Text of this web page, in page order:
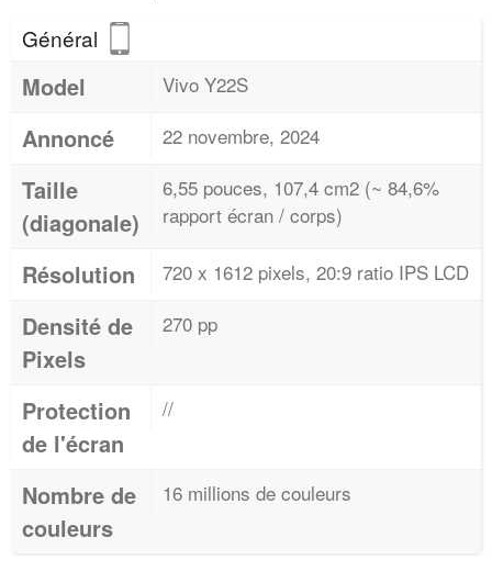
Général
Model Vivo Y22S
Annoncé 22 novembre, 2024
Taille
(diagonale)
6,55 pouces, 107,4 cm2 (~ 84,6%
rapport écran / corps)
Résolution 720 x 1612 pixels, 20:9 ratio IPS LCD
Densité de
Pixels
270 pp
Protection
de l'écran
//
Nombre de
couleurs
16 millions de couleurs